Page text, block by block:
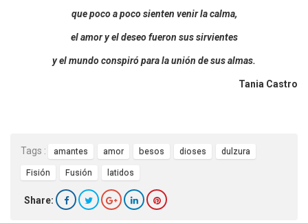
que poco a poco sienten venir la calma,
el amor y el deseo fueron sus sirvientes
y el mundo conspiró para la unión de sus almas.
Tania Castro
Tags : amantes amor besos dioses dulzura
Fisión Fusión latidos
Share: